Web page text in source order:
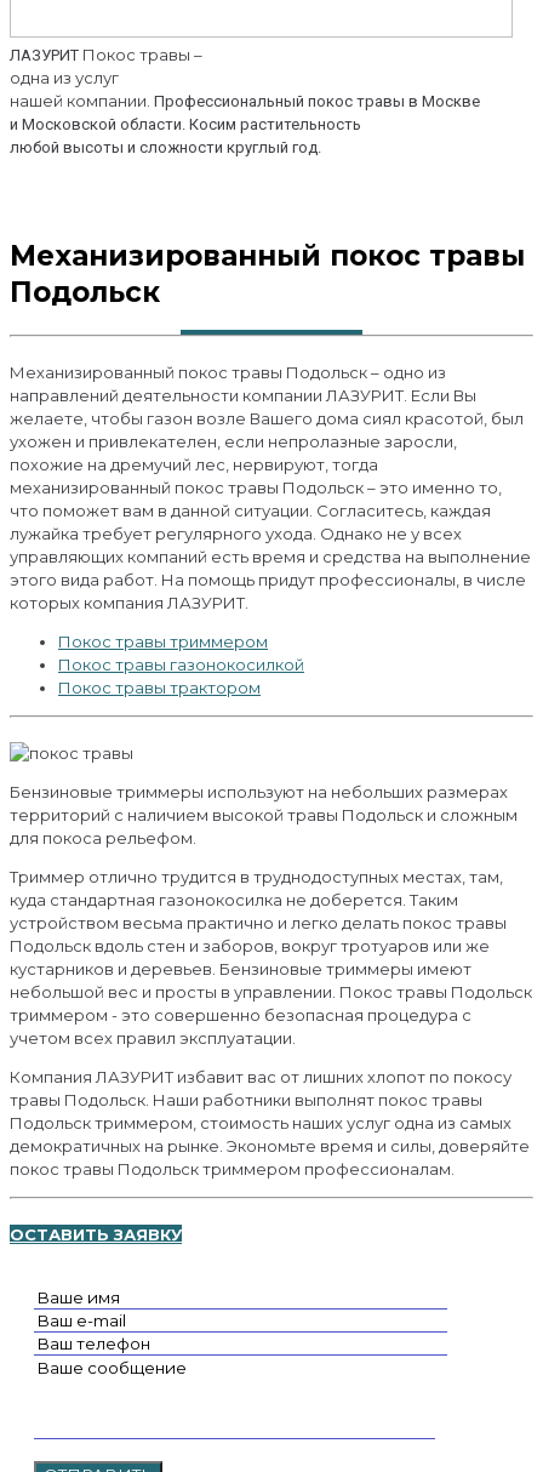
ЛАЗУРИТ Покос травы –
одна из услуг
нашей компании. Профессиональный покос травы в Москве
и Московской области. Косим растительность
любой высоты и сложности круглый год.
Механизированный покос травы
Подольск
Механизированный покос травы Подольск – одно из
направлений деятельности компании ЛАЗУРИТ. Если Вы
желаете, чтобы газон возле Вашего дома сиял красотой, был
ухожен и привлекателен, если непролазные заросли,
похожие на дремучий лес, нервируют, тогда
механизированный покос травы Подольск – это именно то,
что поможет вам в данной ситуации. Согласитесь, каждая
лужайка требует регулярного ухода. Однако не у всех
управляющих компаний есть время и средства на выполнение
этого вида работ. На помощь придут профессионалы, в числе
которых компания ЛАЗУРИТ.
Покос травы триммером
Покос травы газонокосилкой
Покос травы трактором
Бензиновые триммеры используют на небольших размерах
территорий с наличием высокой травы Подольск и сложным
для покоса рельефом.
Триммер отлично трудится в труднодоступных местах, там,
куда стандартная газонокосилка не доберется. Таким
устройством весьма практично и легко делать покос травы
Подольск вдоль стен и заборов, вокруг тротуаров или же
кустарников и деревьев. Бензиновые триммеры имеют
небольшой вес и просты в управлении. Покос травы Подольск
триммером - это совершенно безопасная процедура с
учетом всех правил эксплуатации.
Компания ЛАЗУРИТ избавит вас от лишних хлопот по покосу
травы Подольск. Наши работники выполнят покос травы
Подольск триммером, стоимость наших услуг одна из самых
демократичных на рынке. Экономьте время и силы, доверяйте
покос травы Подольск триммером профессионалам.
ОСТАВИТЬ ЗАЯВКУ